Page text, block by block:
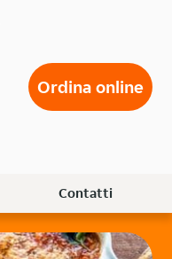
Ordina online
Contatti